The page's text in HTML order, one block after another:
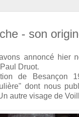
- son
annoncé hier
Druot.
de Besançon
dont nous
autre visage de